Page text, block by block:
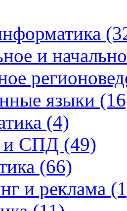
и
языки
(4)
и СПД (49)
(66)
и реклама